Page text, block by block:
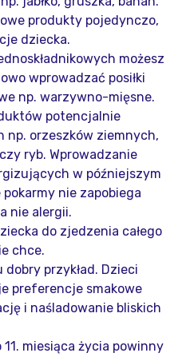
produkty pojedynczo,
dziecka.
możesz
wprowadzać posiłki
np. warzywno-mięsne.
potencjalnie
np. orzeszków ziemnych,
ryb. Wprowadzanie
w późniejszym
nie zapobiega
nie alergii.
do zjedzenia całego
chce.
dobry przykład. Dzieci
preferencje smakowe
i naśladowanie bliskich
11. miesiąca życia powinny